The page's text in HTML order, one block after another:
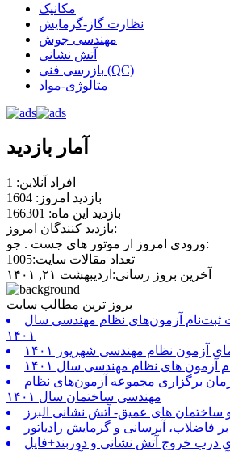
مکانیک
نظارت گاز-گرمایش
مهندسی جوش
آتش نشانی
بازرسی فنی (QC)
متالوژی-مواد
آمار بازدید
افراد آنلاین: 1
بازدید امروز: 1604
بازدید این ماه: 166301
بازدید کنندگان امروز:
ورودی امروز از موتور های جست . جو:
تعداد مقالات سایت:1005
آخرین بروز رسانی:اردیبهشت ۲۱, ۱۴۰۱
بروز ترین مطالب سایت
ثبت‌نام آزمون‌های نظام مهندسی سال
۱۴۰۱
آزمون نظام مهندسی شهریور ۱۴۰۱
آزمون های نظام مهندسی سال ۱۴۰۱
زمان برگزاری مجموعه آزمون‌های نظام
مهندسی ساختمان سال ۱۴۰۱
ساختمان های عمیق- آتش نشانی البرز
فاضلاب، آبرسانی و گرمایش رادیاتور